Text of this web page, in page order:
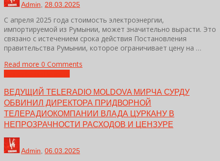
Admin, 28.03.2025
С апреля 2025 года стоимость электроэнергии,
импортируемой из Румынии, может значительно вырасти. Это
связано с истечением срока действия Постановления
правительства Румынии, которое ограничивает цену на …
Read more 0 Comments
ВЕДУЩИЙ TELERADIO MOLDOVA МИРЧА СУРДУ
ОБВИНИЛ ДИРЕКТОРА ПРИДВОРНОЙ
ТЕЛЕРАДИОКОМПАНИИ ВЛАДА ЦУРКАНУ В
НЕПРОЗРАЧНОСТИ РАСХОДОВ И ЦЕНЗУРЕ
Admin 06.03.2025